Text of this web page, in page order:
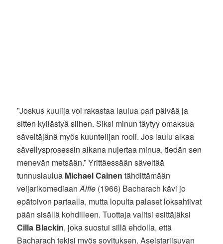
”Joskus kuulija voi rakastaa laulua pari päivää ja
sitten kyllästyä siihen. Siksi minun täytyy omaksua
säveltäjänä myös kuuntelijan rooli. Jos laulu alkaa
sävellysprosessin aikana nujertaa minua, tiedän sen
menevän metsään.” Yrittäessään säveltää
tunnuslaulua Michael Cainen tähdittämään
veijarikomediaanAlfie (1966) Bacharach kävi jo
epätoivon partaalla, mutta lopulta palaset loksahtivat
pään sisällä kohdilleen. Tuottaja valitsi esittäjäksi
Cilla Blackin, joka suostui sillä ehdolla, että
Bacharach tekisi myös sovituksen. Aseistariisuvan